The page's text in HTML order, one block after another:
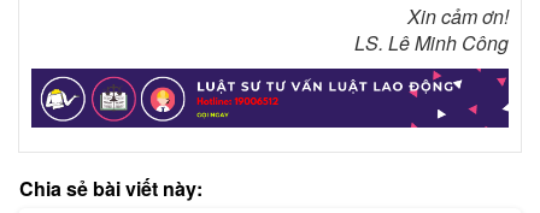
Xin cảm ơn!
LS. Lê Minh Công
Chia sẻ bài viết này: